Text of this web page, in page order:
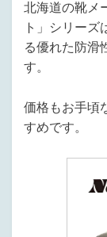
北海道の靴メ
ト」シリーズ
る優れた防滑
す。
価格もお手頃
すめです。